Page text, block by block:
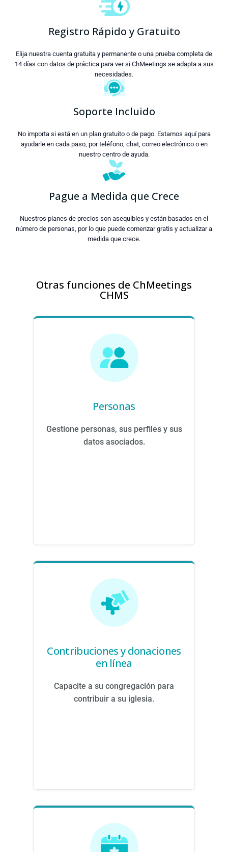
Registro Rápido y Gratuito
Elija nuestra cuenta gratuita y permanente o una prueba completa de
14 días con datos de práctica para ver si ChMeetings se adapta a sus
necesidades.
Soporte Incluido
No importa si está en un plan gratuito o de pago. Estamos aquí para
ayudarle en cada paso, por teléfono, chat, correo electrónico o en
nuestro centro de ayuda.
Pague a Medida que Crece
Nuestros planes de precios son asequibles y están basados en el
número de personas, por lo que puede comenzar gratis y actualizar a
medida que crece.
Otras funciones de ChMeetings
CHMS
Personas
Gestione personas, sus perfiles y sus
datos asociados.
Contribuciones y donaciones
en línea
Capacite a su congregación para
contribuir a su iglesia.